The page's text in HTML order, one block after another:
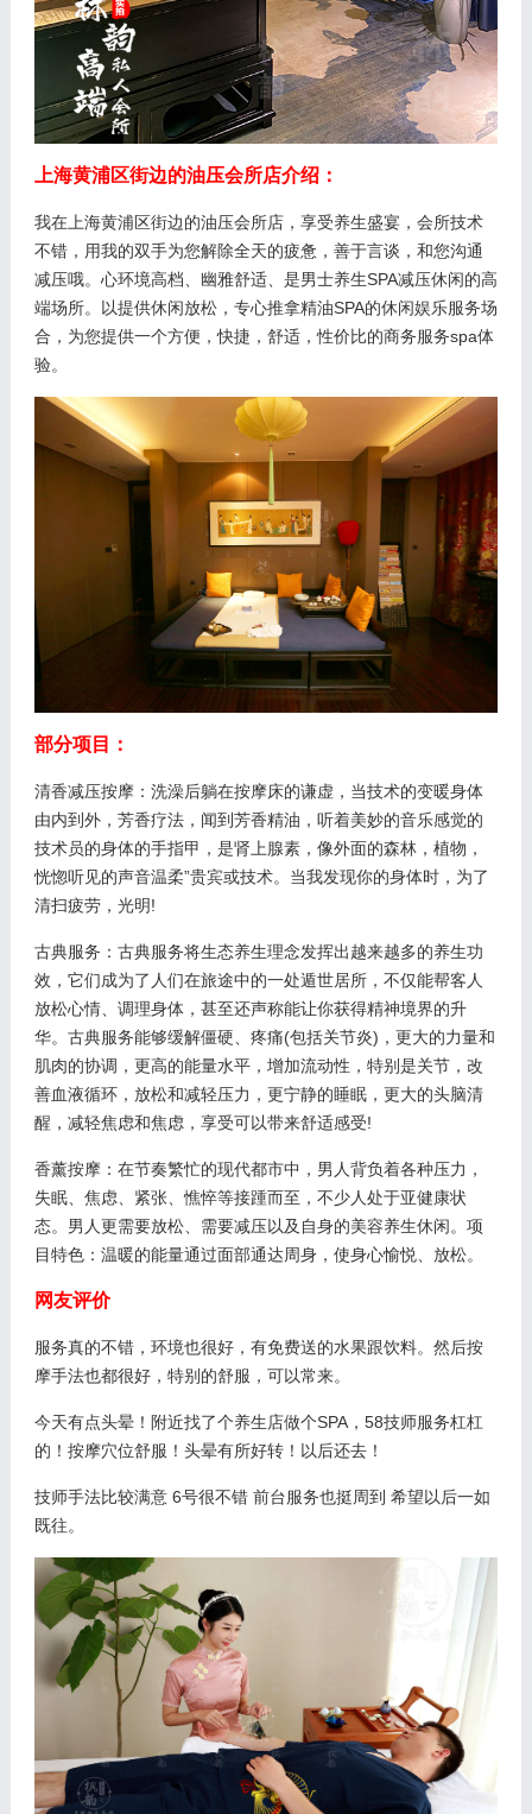
上海黄浦区街边的油压会所店介绍：
我在上海黄浦区街边的油压会所店，享受养生盛宴，会所技术
不错，用我的双手为您解除全天的疲惫，善于言谈，和您沟通
减压哦。心环境高档、幽雅舒适、是男士养生SPA减压休闲的高
端场所。以提供休闲放松，专心推拿精油SPA的休闲娱乐服务场
合，为您提供一个方便，快捷，舒适，性价比的商务服务spa体
验。
部分项目：
清香减压按摩：洗澡后躺在按摩床的谦虚，当技术的变暖身体
由内到外，芳香疗法，闻到芳香精油，听着美妙的音乐感觉的
技术员的身体的手指甲，是肾上腺素，像外面的森林，植物，
恍惚听见的声音温柔”贵宾或技术。当我发现你的身体时，为了
清扫疲劳，光明!
古典服务：古典服务将生态养生理念发挥出越来越多的养生功
效，它们成为了人们在旅途中的一处遁世居所，不仅能帮客人
放松心情、调理身体，甚至还声称能让你获得精神境界的升
华。古典服务能够缓解僵硬、疼痛(包括关节炎)，更大的力量和
肌肉的协调，更高的能量水平，增加流动性，特别是关节，改
善血液循环，放松和减轻压力，更宁静的睡眠，更大的头脑清
醒，减轻焦虑和焦虑，享受可以带来舒适感受!
香薰按摩：在节奏繁忙的现代都市中，男人背负着各种压力，
失眠、焦虑、紧张、憔悴等接踵而至，不少人处于亚健康状
态。男人更需要放松、需要减压以及自身的美容养生休闲。项
目特色：温暖的能量通过面部通达周身，使身心愉悦、放松。
网友评价
服务真的不错，环境也很好，有免费送的水果跟饮料。然后按
摩手法也都很好，特别的舒服，可以常来。
今天有点头晕！附近找了个养生店做个SPA，58技师服务杠杠
的！按摩穴位舒服！头晕有所好转！以后还去！
技师手法比较满意 6号很不错 前台服务也挺周到 希望以后一如
既往。